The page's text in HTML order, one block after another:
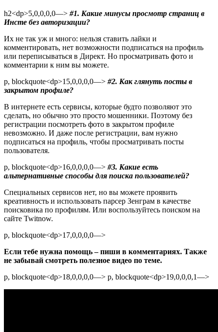
h2<dp>5,0,0,0,0—> #1. Какие минусы просмотр страниц в
Инсте без авторизации?
Их не так уж и много: нельзя ставить лайки и
комментировать, нет возможности подписаться на профиль
или переписываться в Директ. Но просматривать фото и
комментарии к ним вы можете.
p, blockquote<dp>15,0,0,0,0—> #2. Как глянуть посты в
закрытом профиле?
В интернете есть сервисы, которые будто позволяют это
сделать, но обычно это просто мошенники. Поэтому без
регистрации посмотреть фото в закрытом профиле
невозможно. И даже после регистрации, вам нужно
подписаться на профиль, чтобы просматривать посты
пользователя.
p, blockquote<dp>16,0,0,0,0—> #3. Какие есть
альтернативные способы для поиска пользователей?
Специальных сервисов нет, но вы можете проявить
креативность и использовать парсер Зенграм в качестве
поисковика по профилям. Или воспользуйтесь поиском на
сайте Twitnow.
p, blockquote<dp>17,0,0,0,0—>
Если тебе нужна помощь – пиши в комментариях. Также
не забывай смотреть полезное видео по теме.
p, blockquote<dp>18,0,0,0,0—> p, blockquote<dp>19,0,0,0,1—>